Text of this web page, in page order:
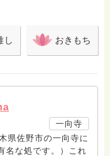
し おきもち
一向寺
県佐野市の一向寺に
名な処です。）これ